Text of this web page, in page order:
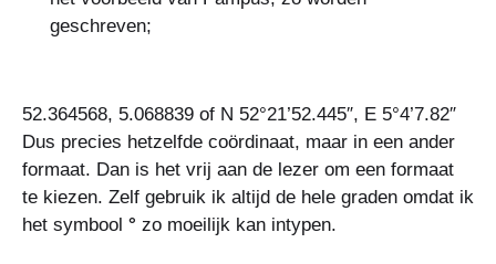
geschreven;
52.364568, 5.068839 of N 52°21’52.445″, E 5°4’7.82″
Dus precies hetzelfde coördinaat, maar in een ander
formaat. Dan is het vrij aan de lezer om een formaat
te kiezen. Zelf gebruik ik altijd de hele graden omdat ik
het symbool ° zo moeilijk kan intypen.